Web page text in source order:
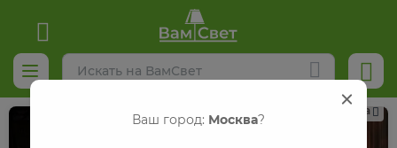
Реклама
Ваш город: Москва?